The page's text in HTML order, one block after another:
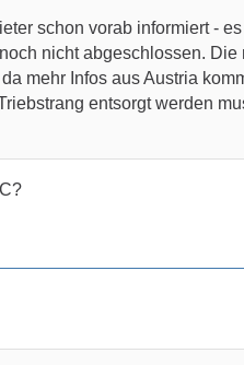
schon vorab informiert -
nicht abgeschlossen.
mehr Infos aus Austria
entsorgt werden